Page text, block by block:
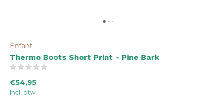
Enfant
Thermo Boots Short Print - Pine Bark
€54,95
Incl. btw